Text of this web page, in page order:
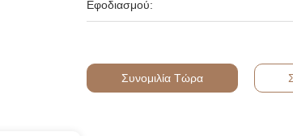
Εφοδιασμού:
Συνομιλία Τώρα